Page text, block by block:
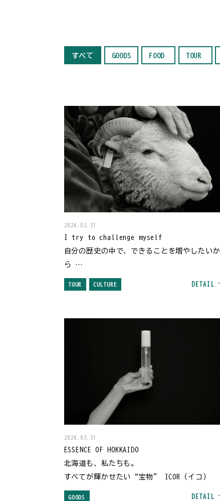
すべて GOODS FOOD TOUR
2024.03.31
I try to challenge myself
自分の歴史の中で、できることを増やしたいか
ら
～石狩ひつじ牧場～
TOUR CULTURE DETAIL
2024.03.31
ESSENCE OF HOKKAIDO
北海道も、私たちも。
すべてが輝かせたい“宝物” ICOR（イコ）
GOODS DETAIL